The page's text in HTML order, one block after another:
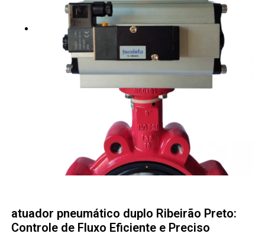
atuador pneumático duplo Ribeirão Preto:
Controle de Fluxo Eficiente e Preciso